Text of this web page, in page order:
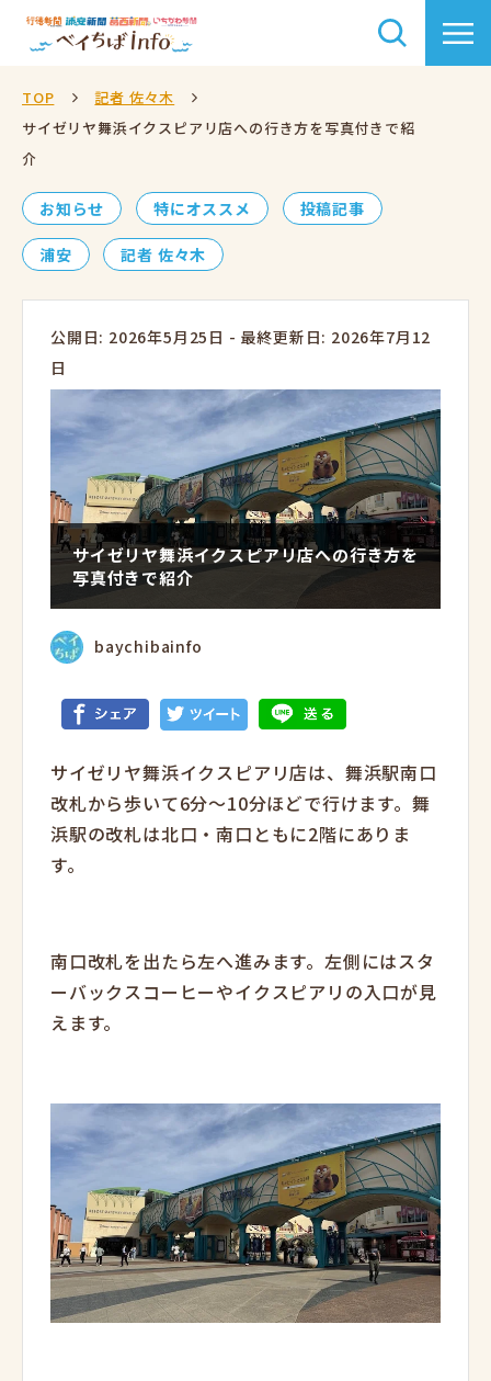
TOP
記者 佐々木
サイゼリヤ舞浜イクスピアリ店への行き方を写真付きで紹
介
お知らせ 特にオススメ 投稿記事
浦安 記者 佐々木
公開日: 2026年5月25日 - 最終更新日: 2026年7月12
日
サイゼリヤ舞浜イクスピアリ店への行き方を
写真付きで紹介
baychibainfo
サイゼリヤ舞浜イクスピアリ店は、舞浜駅南口
改札から歩いて6分〜10分ほどで行けます。舞
浜駅の改札は北口・南口ともに2階にありま
す。
南口改札を出たら左へ進みます。左側にはスタ
ーバックスコーヒーやイクスピアリの入口が見
えます。